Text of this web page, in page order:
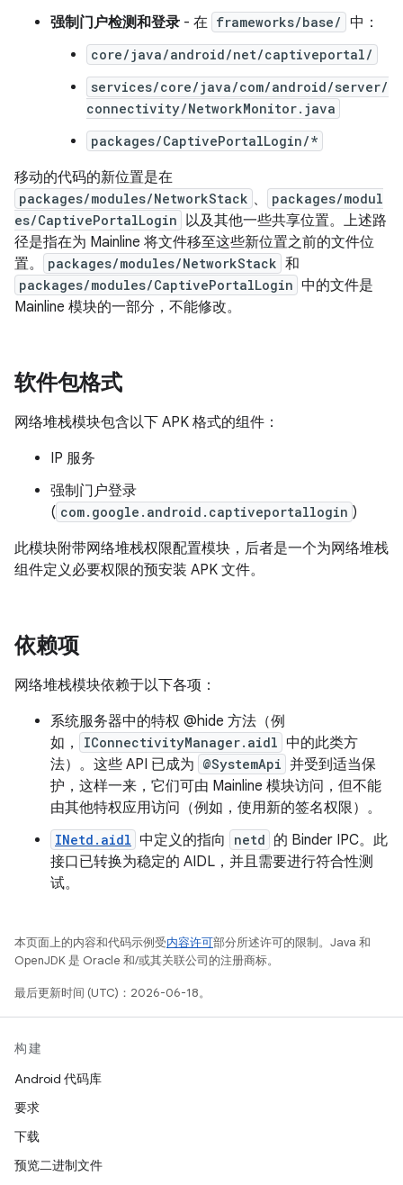
强制门户检测和登录 - 在 frameworks/base/ 中：
core/java/android/net/captiveportal/
services/core/java/com/android/server/
connectivity/NetworkMonitor.java
packages/CaptivePortalLogin/*
移动的代码的新位置是在
packages/modules/NetworkStack 、
packages/modul
es/CaptivePortalLogin 以及其他一些共享位置。上述路
径是指在为 Mainline 将文件移至这些新位置之前的文件位
置。
packages/modules/NetworkStack 和
packages/modules/CaptivePortalLogin 中的文件是
Mainline 模块的一部分，不能修改。
软件包格式
网络堆栈模块包含以下 APK 格式的组件：
IP 服务
强制门户登录
( com.google.android.captiveportallogin )
此模块附带网络堆栈权限配置模块，后者是一个为网络堆栈
组件定义必要权限的预安装 APK 文件。
依赖项
网络堆栈模块依赖于以下各项：
系统服务器中的特权 @hide 方法（例
如，
IConnectivityManager.aidl 中的此类方
法）。这些 API 已成为 @SystemApi 并受到适当保
护，这样一来，它们可由 Mainline 模块访问，但不能
由其他特权应用访问（例如，使用新的签名权限）。
INetd.aidl 中定义的指向 netd 的 Binder IPC。此
接口已转换为稳定的 AIDL，并且需要进行符合性测
试。
本页面上的内容和代码示例受内容许可部分所述许可的限制。Java 和
OpenJDK 是 Oracle 和/或其关联公司的注册商标。
最后更新时间 (UTC)：2026-06-18。
构建
Android 代码库
要求
下载
预览二进制文件